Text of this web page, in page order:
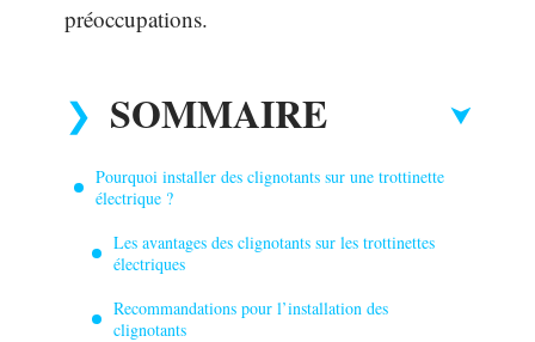
préoccupations.
SOMMAIRE
Pourquoi installer des clignotants sur une trottinette
électrique ?
Les avantages des clignotants sur les trottinettes
électriques
Recommandations pour l’installation des
clignotants